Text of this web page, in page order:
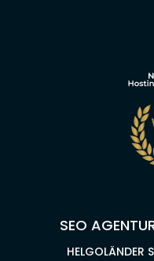
SEO
HELGOLÄNDER